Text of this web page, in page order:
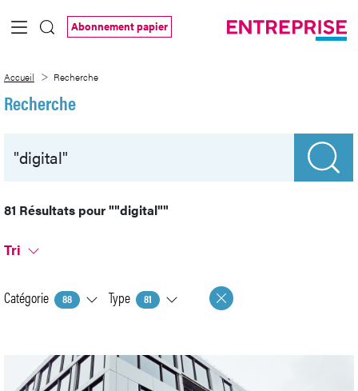
Saut au contenu principal
Abonnement papier
Accueil Recherche
Recherche
81 Résultats pour""digital""
Tri
Catégorie 88 Type 81